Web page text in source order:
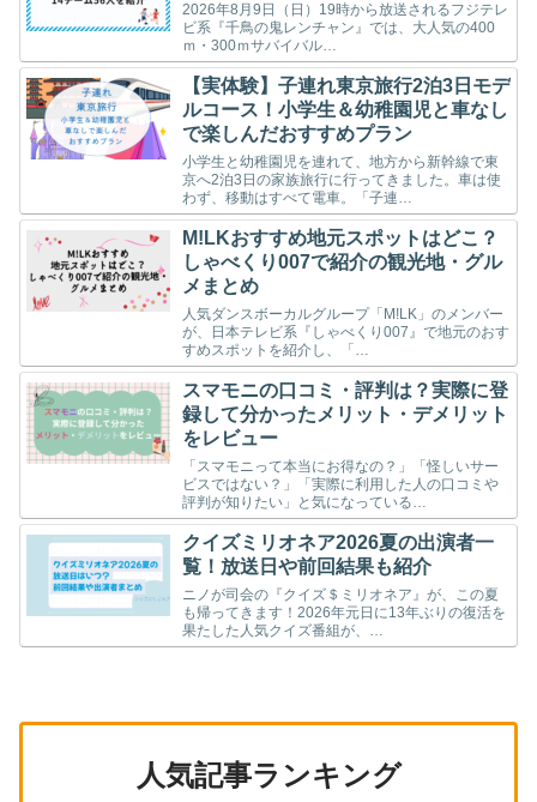
2026年8月9日（日）19時から放送されるフジテレ
ビ系『千鳥の鬼レンチャン』では、大人気の400
ｍ・300ｍサバイバル…
【実体験】子連れ東京旅行2泊3日モデ
ルコース！小学生＆幼稚園児と車なし
で楽しんだおすすめプラン
小学生と幼稚園児を連れて、地方から新幹線で東
京へ2泊3日の家族旅行に行ってきました。車は使
わず、移動はすべて電車。「子連…
M!LKおすすめ地元スポットはどこ？
しゃべくり007で紹介の観光地・グル
メまとめ
人気ダンスボーカルグループ「M!LK」のメンバー
が、日本テレビ系『しゃべくり007』で地元のおす
すめスポットを紹介し、「…
スマモニの口コミ・評判は？実際に登
録して分かったメリット・デメリット
をレビュー
「スマモニって本当にお得なの？」「怪しいサー
ビスではない？」「実際に利用した人の口コミや
評判が知りたい」と気になっている…
クイズミリオネア2026夏の出演者一
覧！放送日や前回結果も紹介
ニノが司会の『クイズ＄ミリオネア』が、この夏
も帰ってきます！2026年元日に13年ぶりの復活を
果たした人気クイズ番組が、…
人気記事ランキング